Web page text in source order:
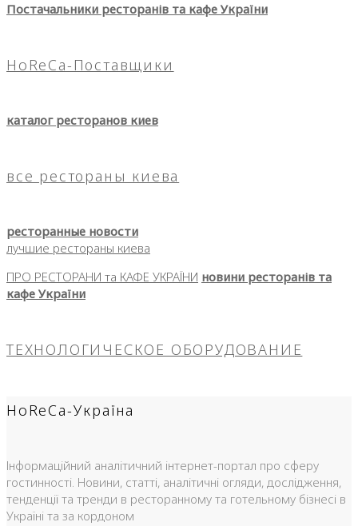
Постачальники ресторанів та кафе України
HoReCa-Поставщики
каталог ресторанов киев
все рестораны киева
ресторанные новости
лучшие рестораны киева
ПРО РЕСТОРАНИ та КАФЕ УКРАЇНИ новини ресторанів та
кафе України
ТЕХНОЛОГИЧЕСКОЕ ОБОРУДОВАНИЕ
HoReCa-Україна
Інформаційний аналітичний інтернет-портал про сферу
гостинності. Новини, статті, аналітичні огляди, дослідження,
тенденції та тренди в ресторанному та готельному бізнесі в
Україні та за кордоном